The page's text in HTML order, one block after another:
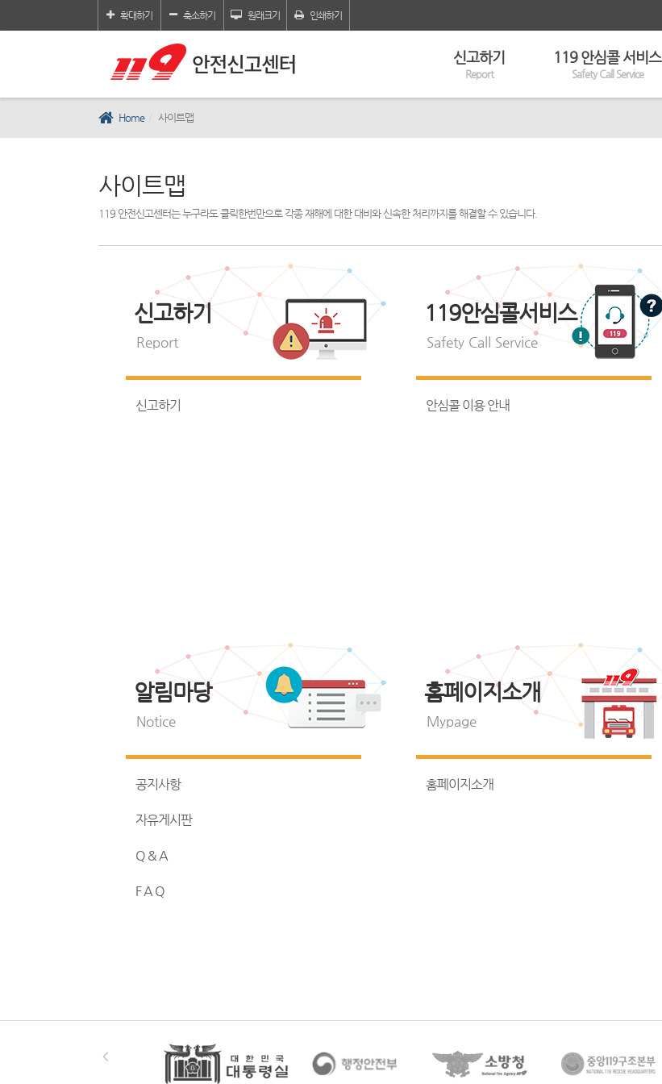
확대하기 축소하기 원래크기 인쇄하기
신고하기
Report
119 안심콜 서비스
Safety Call Service
Home 사이트맵
사이트맵
119 안전신고센터는 누구라도 클릭한번만으로 각종 재해에 대한 대비와 신속한 처리까지를 해결할 수 있습니다.
신고하기
Report
신고하기
119안심콜서비스
Safety Call Service
안심콜 이용 안내
알림마당
Notice
공지사항
자유게시판
Q & A
F A Q
홈페이지소개
Mypage
홈페이지소개